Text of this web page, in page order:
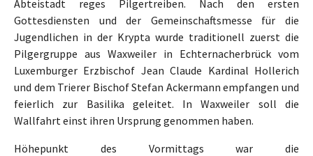
Abteistadt reges Pilgertreiben. Nach den ersten
Gottesdiensten und der Gemeinschaftsmesse für die
Jugendlichen in der Krypta wurde traditionell zuerst die
Pilgergruppe aus Waxweiler in Echternacherbrück vom
Luxemburger Erzbischof Jean Claude Kardinal Hollerich
und dem Trierer Bischof Stefan Ackermann empfangen und
feierlich zur Basilika geleitet. In Waxweiler soll die
Wallfahrt einst ihren Ursprung genommen haben.
Höhepunkt des Vormittags war die